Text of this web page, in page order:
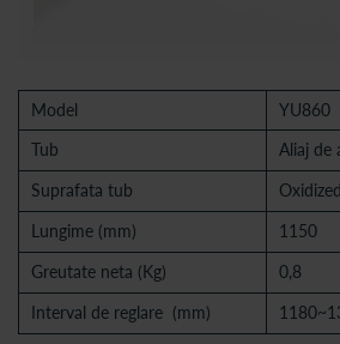
Model
YU860
Tub
Aliaj de
Suprafata tub
Oxidized
Lungime (mm)
1150
Greutate neta (Kg)
0,8
Interval de reglare (mm)